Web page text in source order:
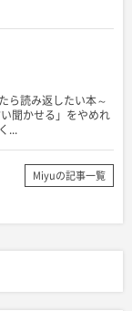
ら読み返したい本～
聞かせる」をやめれ
...
Miyuの記事一覧